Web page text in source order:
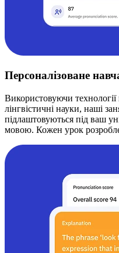
Персоналізоване
Використовуючи технології
лінгвістичні науки, наші
підлаштовуються під ваш
мовою. Кожен урок